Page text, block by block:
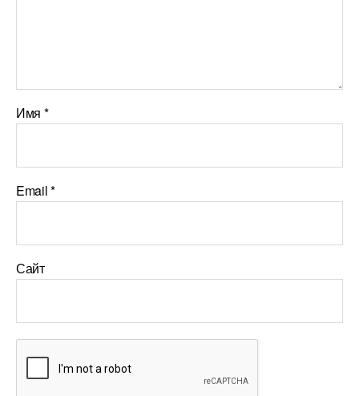
Имя *
Email*
Сайт